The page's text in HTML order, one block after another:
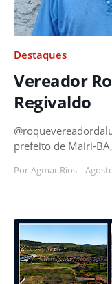
Destaques
Vereador
Regivaldo
prefeito de Mairi-
Por Agmar Rios -